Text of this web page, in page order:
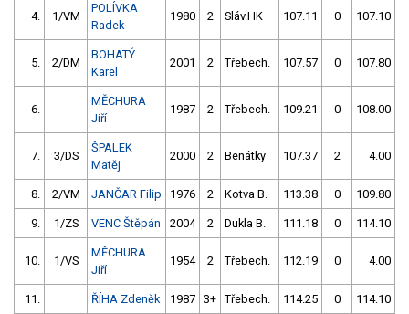
4. 1/VM
POLÍVKA
Radek
1980 2 Sláv.HK 107.11 0 107.10
5. 2/DM
BOHATÝ
Karel
2001 2 Třebech. 107.57 0 107.80
6.
MĚCHURA
Jiří
1987 2 Třebech. 109.21 0 108.00
7. 3/DS
ŠPALEK
Matěj
2000 2 Benátky 107.37 2 4.00
8. 2/VM JANČAR Filip 1976 2 Kotva B. 113.38 0 109.80
9. 1/ZS VENC Štěpán 2004 2 Dukla B. 111.18 0 114.10
10. 1/VS
MĚCHURA
Jiří
1954 2 Třebech. 112.19 0 4.00
11. ŘÍHA Zdeněk 1987 3+ Třebech. 114.25 0 114.10